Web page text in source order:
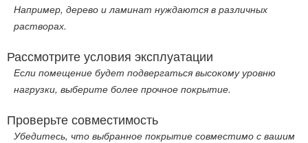
Например, дерево и ламинат нуждаются в различных
растворах.
Рассмотрите условия эксплуатации
Если помещение будет подвергаться высокому уровню
нагрузки, выберите более прочное покрытие.
Проверьте совместимость
Убедитесь, что выбранное покрытие совместимо с вашим